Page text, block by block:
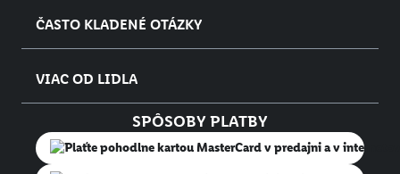
ČASTO KLADENÉ OTÁZKY
VIAC OD LIDLA
SPÔSOBY PLATBY